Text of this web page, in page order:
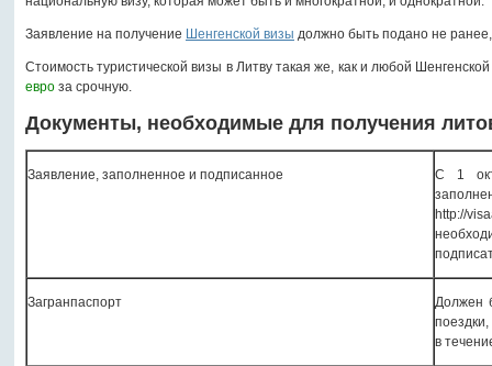
Заявление на получение Шенгенской визы должно быть подано не
Стоимость туристической визы в Литву такая же, как и любой
евро за срочную.
Документы, необходимые для получения
Заявление, заполненное и подписанное
С 1
http://
Загранпаспорт
Должен
в